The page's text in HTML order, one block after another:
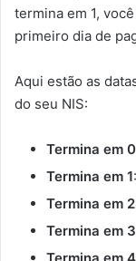
termina em 1,
primeiro dia de
Aqui estão as
do seu NIS:
Termina em 0
Termina em 1
Termina em 2
Termina em 3